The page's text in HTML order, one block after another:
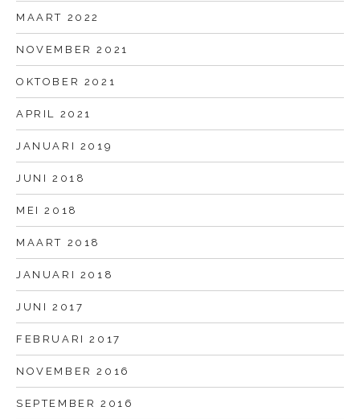
MAART 2022
NOVEMBER 2021
OKTOBER 2021
APRIL 2021
JANUARI 2019
JUNI 2018
MEI 2018
MAART 2018
JANUARI 2018
JUNI 2017
FEBRUARI 2017
NOVEMBER 2016
SEPTEMBER 2016